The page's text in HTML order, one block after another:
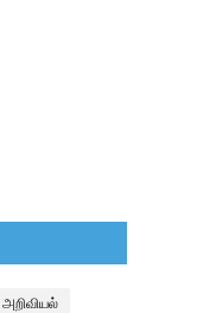
அறிவியல்